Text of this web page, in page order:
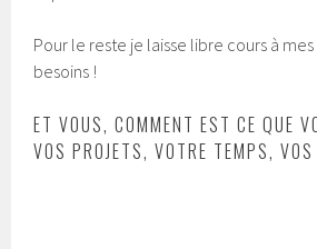
Pour le reste je laisse libre cours à
besoins !
ET VOUS, COMMENT EST CE QUE
VOS PROJETS, VOTRE TEMPS,